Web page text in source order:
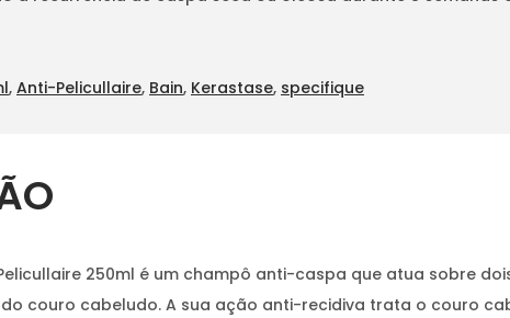
, Anti-Pelicullaire, Bain, Kerastase, specifique
Pelicullaire 250ml é um champô anti-caspa que atua sobre
couro cabeludo. A sua ação anti-recidiva trata o couro